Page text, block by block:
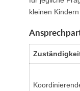
kleinen